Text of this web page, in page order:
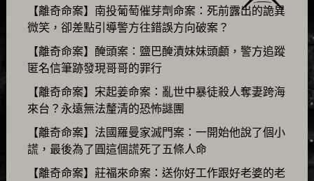
【離奇命案】南投葡萄催芽劑命案：死前露出的詭異
微笑，卻差點引導警方往錯誤方向破案？
【離奇命案】醃頭案：鹽巴醃漬妹妹頭顱，警方追蹤
匿名信筆跡發現哥哥的罪行
【離奇命案】宋起姜命案：亂世中暴徒殺人奪妻跨海
來台？永遠無法釐清的恐怖謎團
【離奇命案】法國羅曼家滅門案：一開始他說了個小
謊，最後為了圓這個謊死了五條人命
【離奇命案】莊福來命案：送你好工作跟好老婆的老